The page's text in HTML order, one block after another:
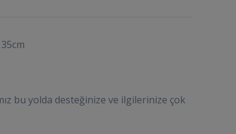
bu yolda desteğinize ve ilgilerinize çok